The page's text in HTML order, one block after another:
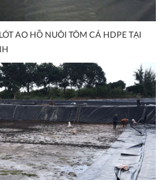
AO HỒ NUÔI TÔM CÁ HDPE TẠI